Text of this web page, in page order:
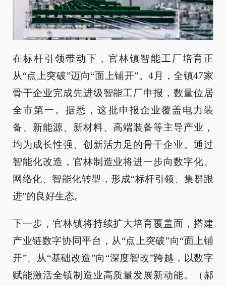
在标杆引领带动下，官林镇智能工厂培育正
从“点上突破”迈向“面上铺开”。4月，全镇47家
骨干企业完成先进级智能工厂申报，数量位居
全市第一。据悉，这批申报企业覆盖电力装
备、新能源、新材料、高端装备等主导产业，
均为成长性强、创新活力足的骨干企业。通过
智能化改造，官林制造业将进一步向数字化、
网络化、智能化转型，形成“标杆引领、集群跟
进”的良好生态。
下一步，官林镇将持续扩大培育覆盖面，搭建
产业链数字协同平台，从“点上突破”向“面上铺
开”、从“基础改造”向“深度智改”跨越，以数字
赋能激活全镇制造业高质量发展新动能。（郝